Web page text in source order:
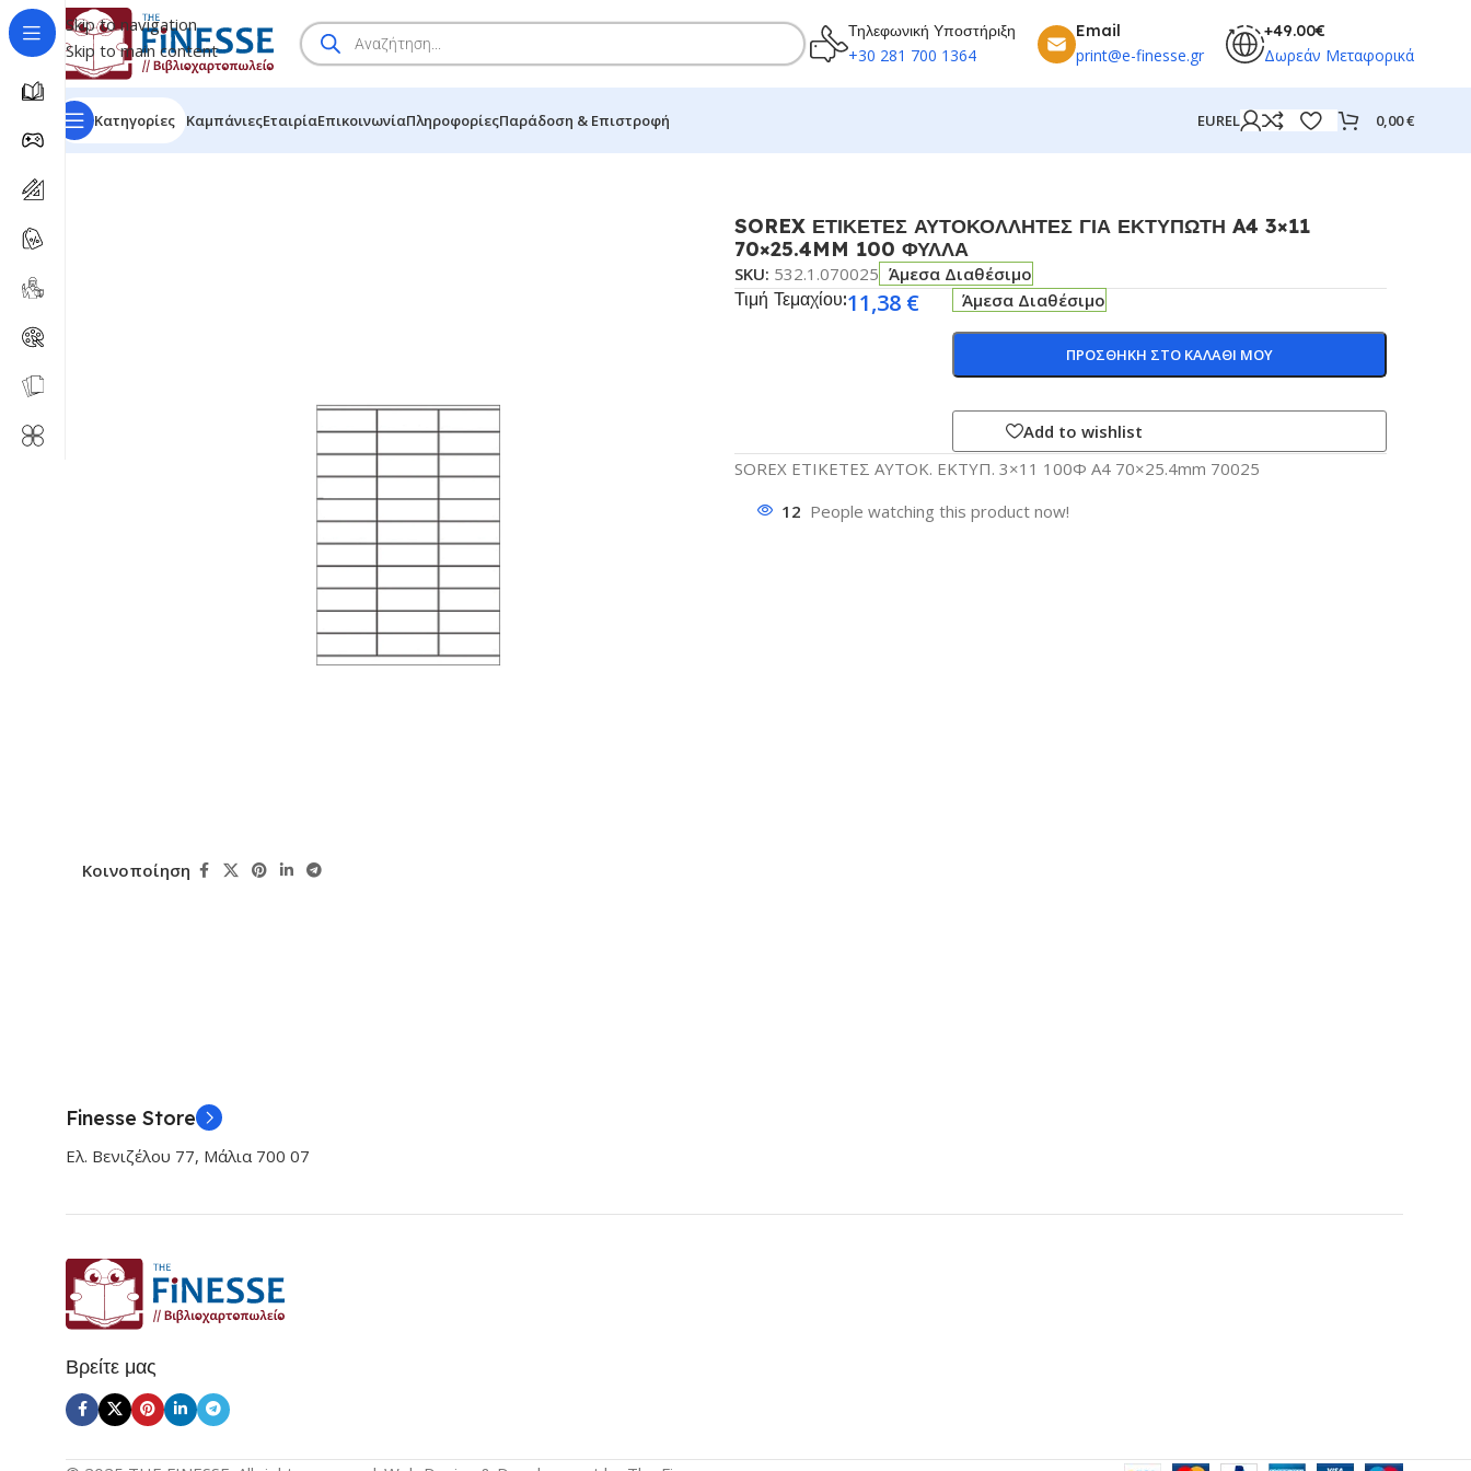
Skip to navigation
Skip to main content
Τηλεφωνική Υποστήριξη
+30 281 700 1364
Email
print@e-finesse.gr
+49.00€
Δωρεάν Μεταφορικά
Κατηγορίες ΚαμπάνιεςΕταιρίαΕπικοινωνίαΠληροφορίεςΠαράδοση & Επιστροφή EUREL 0,00€
HOME/SHOP
Κοινοποίηση
SOREX ΕΤΙΚΕΤΕΣ ΑΥΤΟΚΟΛΛΗΤΕΣ ΓΙΑ ΕΚΤΥΠΩΤΗ A4 3×11
70×25.4MM 100 ΦΥΛΛΑ
SKU: 532.1.070025 Άμεσα Διαθέσιμο
Τιμή Τεμαχίου:11,38 € Άμεσα Διαθέσιμο
ΠΡΟΣΘΗΚΗ ΣΤΟ ΚΑΛΑΘΙ ΜΟΥ
Add to wishlist
SOREX ΕΤΙΚΕΤΕΣ ΑΥΤΟΚ. ΕΚΤΥΠ. 3×11 100Φ Α4 70×25.4mm 70025
12 People watching this product now!
Finesse Store
Ελ. Βενιζέλου 77, Μάλια 700 07
Βρείτε μας